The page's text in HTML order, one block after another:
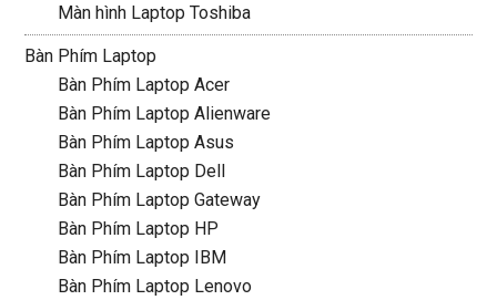
Màn hình Laptop Toshiba
Bàn Phím Laptop
Bàn Phím Laptop Acer
Bàn Phím Laptop Alienware
Bàn Phím Laptop Asus
Bàn Phím Laptop Dell
Bàn Phím Laptop Gateway
Bàn Phím Laptop HP
Bàn Phím Laptop IBM
Bàn Phím Laptop Lenovo